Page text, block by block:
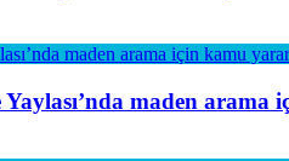
maden arama